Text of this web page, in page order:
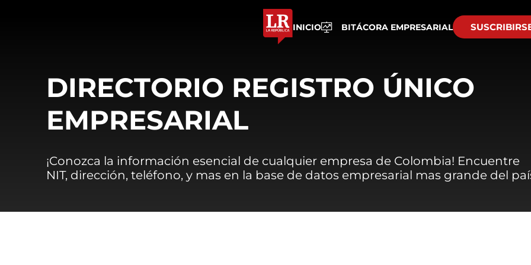
INICIO BITÁCORA EMPRESARIAL
DIRECTORIO REGISTRO ÚNICO
EMPRESARIAL
¡Conozca la información esencial de cualquier empresa de Colombia! Encuentre
NIT, dirección, teléfono, y mas en la base de datos empresarial mas grande del